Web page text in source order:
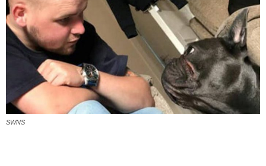
SWNS